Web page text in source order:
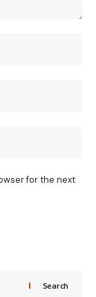
for the next
Search